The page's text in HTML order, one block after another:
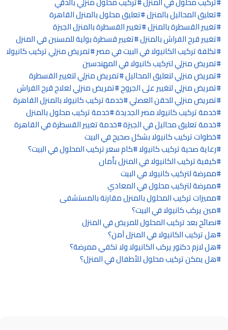
تعليق المحاليل بالمنزل تعليق محلول بالمنزل القاهرة
تغيير القسطرة بالمنزل تغيير القسطرة بالمنزل الجيزة
تغيير قرح الفراش بالمنزل تغيير قسطرة بولية للمسنين في المنزل
تكلفة تركيب الكانيولا في البيت في مصر تمريض منزلي تركيب كانيولا
تمريض منزلي لتركيب كانيولا في المهندسين
تمريض منزلي لتعليق المحاليل تمريض منزلي لتغيير القسطرة
تمريض منزلي لتغيير على الجروح تمريض منزلي لعلاج قرح الفراش
تمريض منزلي للحقن العضلي خدمة تركيب كانيولا بالمنزل القاهرة
خدمة تركيب كانيولا مصر الجديدة خدمة تركيب محلول بالمنزل
خدمة تعليق محاليل في الجيزة خدمة تغيير القسطرة في القاهرة
خطوات تركيب كانيولا بشكل صحيح في البيت
رعاية صحية تركيب كانيولا كام سعر تركيب المحلول في البيت؟
كيفية تركيب الكانيولا في المنزل بأمان
ممرضة لتركيب كانيولا في البيت
ممرضة لتركيب محلول في المعادي
مميزات تركيب المحلول بالمنزل مقارنة بالمستشفى
مين يركب كانيولا في البيت؟
نصائح بعد تركيب المحلول للمريض في المنزل
هل تركيب الكانيولا في المنزل آمن؟
هل لازم دكتور يركب الكانيولا ولا تكفي ممرضة؟
هل يمكن تركيب محلول للأطفال في المنزل؟